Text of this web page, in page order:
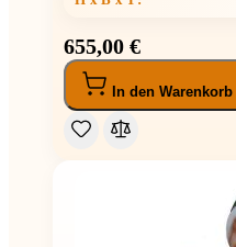
655,00 €
In den Warenkorb